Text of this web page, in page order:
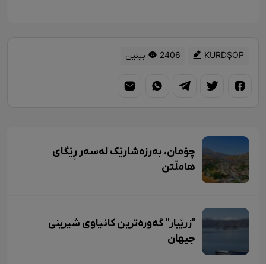
KURDŞOP 2406 بینین
چۆمان، بەرزەشارێک لەسەر ڕێگای
هامڵتن
"زرێبار" گەورەترین کانیاوی شیرینی
جیهان